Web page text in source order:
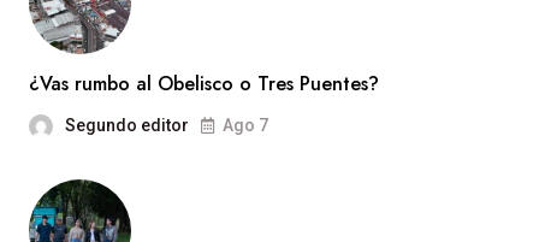
¿Vas rumbo al Obelisco o Tres Puentes?
Segundo editor Ago 7